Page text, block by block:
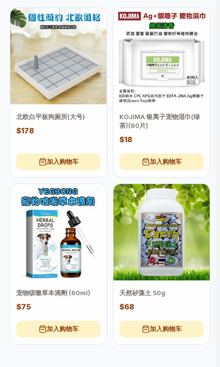
北欧白平板狗厕所(大号)
$178
加入购物车
KOJIMA 银离子宠物湿巾(绿
茶)(80片)
$18
加入购物车
宠物咳嗽草本滴劑 (60ml)
$75
加入购物车
天然矽藻土 50g
$68
加入购物车